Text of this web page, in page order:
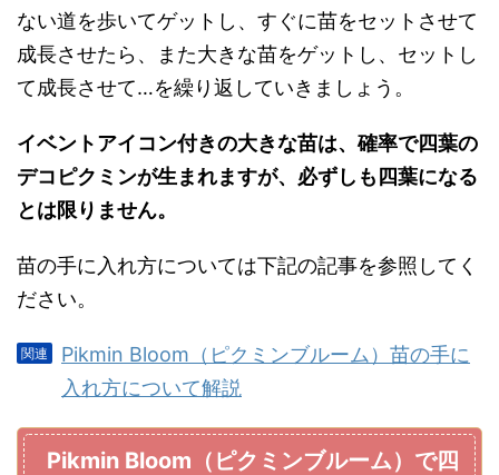
ない道を歩いてゲットし、すぐに苗をセットさせて
成長させたら、また大きな苗をゲットし、セットし
て成長させて…を繰り返していきましょう。
イベントアイコン付きの大きな苗は、確率で四葉の
デコピクミンが生まれますが、必ずしも四葉になる
とは限りません。
苗の手に入れ方については下記の記事を参照してく
ださい。
Pikmin Bloom（ピクミンブルーム）苗の手に
入れ方について解説
Pikmin Bloom（ピクミンブルーム）で四